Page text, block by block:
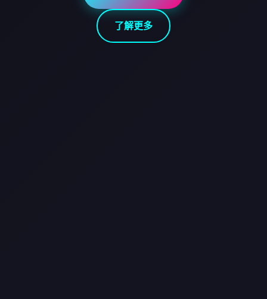
了解更多